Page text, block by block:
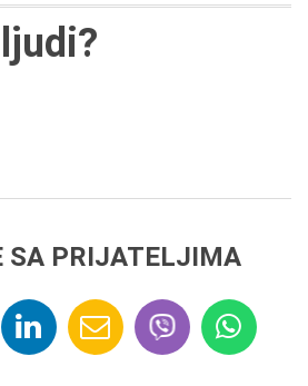
SA PRIJATELJIMA